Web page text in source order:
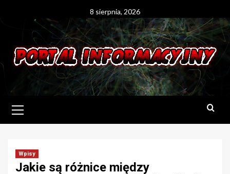
8 sierpnia, 2026
Menu
Wpisy
Jakie są różnice między